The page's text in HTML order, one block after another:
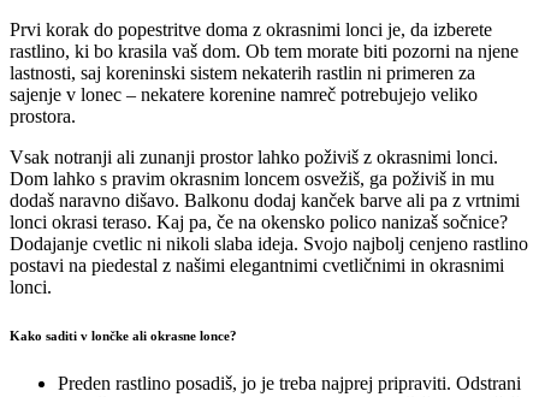
Prvi korak do popestritve doma z okrasnimi lonci je, da izberete
rastlino, ki bo krasila vaš dom. Ob tem morate biti pozorni na njene
lastnosti, saj koreninski sistem nekaterih rastlin ni primeren za
sajenje v lonec – nekatere korenine namreč potrebujejo veliko
prostora.
Vsak notranji ali zunanji prostor lahko poživiš z okrasnimi lonci.
Dom lahko s pravim okrasnim loncem osvežiš, ga poživiš in mu
dodaš naravno dišavo. Balkonu dodaj kanček barve ali pa z vrtnimi
lonci okrasi teraso. Kaj pa, če na okensko polico nanizaš sočnice?
Dodajanje cvetlic ni nikoli slaba ideja. Svojo najbolj cenjeno rastlino
postavi na piedestal z našimi elegantnimi cvetličnimi in okrasnimi
lonci.
Kako saditi v lončke ali okrasne lonce?
Preden rastlino posadiš, jo je treba najprej pripraviti. Odstrani